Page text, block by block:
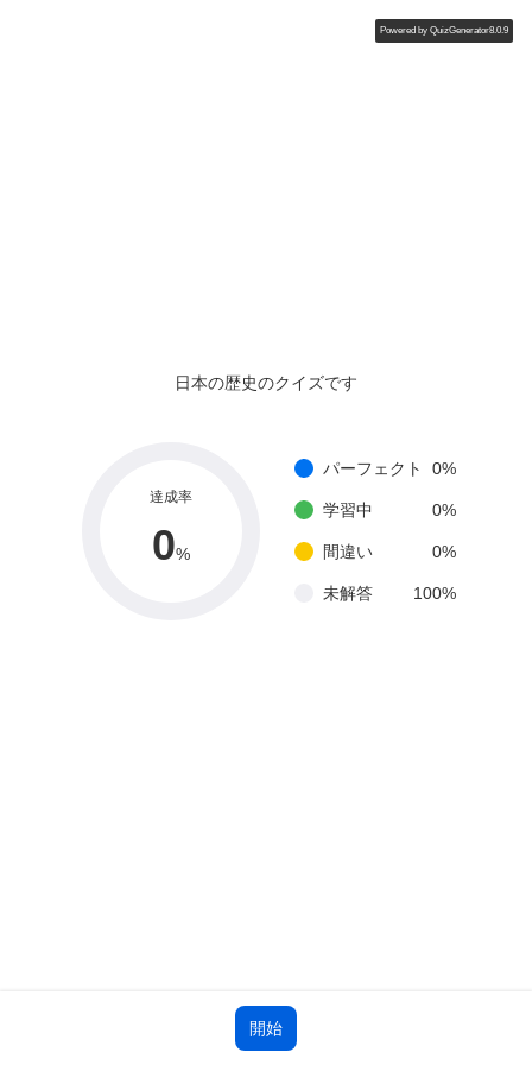
Powered by QuizGenerator8.0.9
日本の歴史のクイズです
達成率
0%
パーフェクト 0%
学習中 0%
間違い 0%
未解答 100%
開始